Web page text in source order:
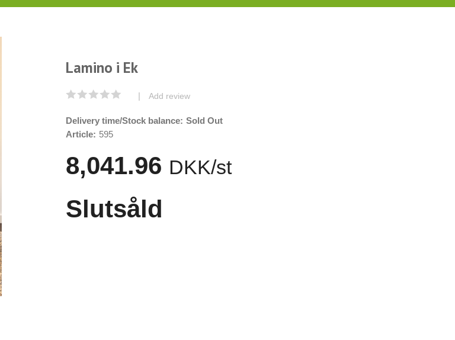
Lamino i Ek
| Add review
Delivery time/Stock balance: Sold Out
Article: 595
8,041.96 DKK/st
Slutsåld